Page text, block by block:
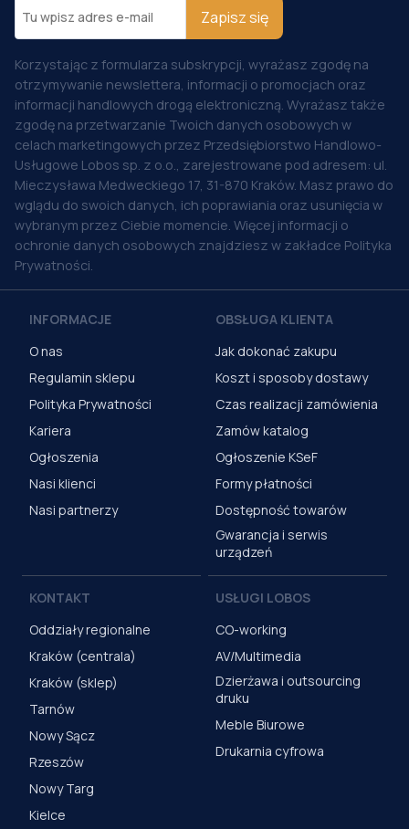
Zapisz się
Korzystając z formularza subskrypcji, wyrażasz zgodę na
otrzymywanie newslettera, informacji o promocjach oraz
informacji handlowych drogą elektroniczną. Wyrażasz także
zgodę na przetwarzanie Twoich danych osobowych w
celach marketingowych przez Przedsiębiorstwo Handlowo-
Usługowe Lobos sp. z o.o., zarejestrowane pod adresem: ul.
Mieczysława Medweckiego 17, 31-870 Kraków. Masz prawo do
wglądu do swoich danych, ich poprawiania oraz usunięcia w
wybranym przez Ciebie momencie. Więcej informacji o
ochronie danych osobowych znajdziesz w zakładce Polityka
Prywatności.
INFORMACJE
O nas
Regulamin sklepu
Polityka Prywatności
Kariera
Ogłoszenia
Nasi klienci
Nasi partnerzy
OBSŁUGA KLIENTA
Jak dokonać zakupu
Koszt i sposoby dostawy
Czas realizacji zamówienia
Zamów katalog
Ogłoszenie KSeF
Formy płatności
Dostępność towarów
Gwarancja i serwis
urządzeń
KONTAKT
Oddziały regionalne
Kraków (centrala)
Kraków (sklep)
Tarnów
Nowy Sącz
Rzeszów
Nowy Targ
Kielce
USŁUGI LOBOS
CO-working
AV/Multimedia
Dzierżawa i outsourcing
druku
Meble Biurowe
Drukarnia cyfrowa